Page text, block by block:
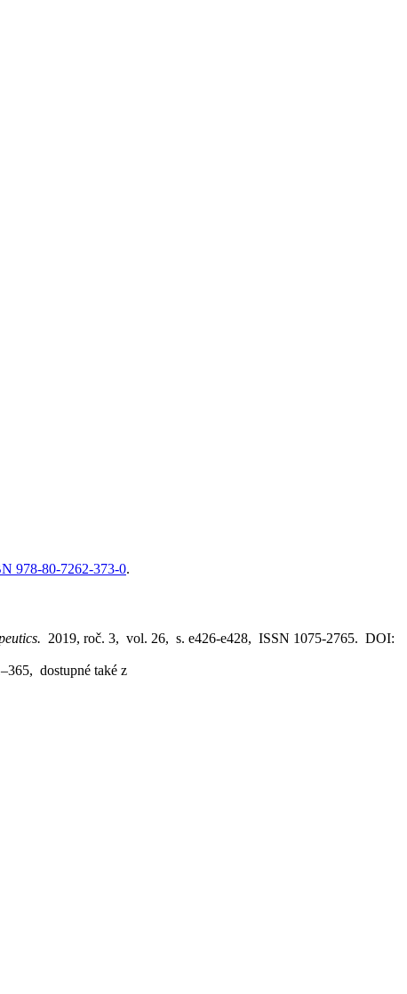
978-80-7262-373-0.
2019, roč. 3, vol. 26, s. e426-e428, ISSN 1075-2765. DOI:
dostupné také z